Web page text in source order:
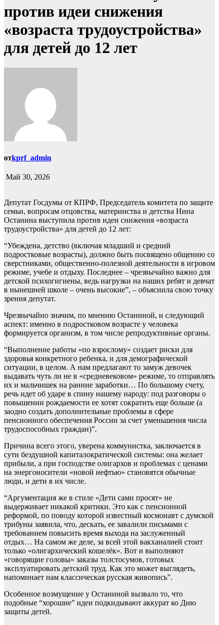
против идеи снижения
«возраста трудоустройства»
для детей до 12 лет
отkprf_admin
Май 30, 2026
Депутат Госдумы от КПРФ, Председатель комитета по защите
семьи, вопросам отцовства, материнства и детства Нина
Останина выступила против идеи снижения «возраста
трудоустройства» для детей до 12 лет:
“Убеждена, детство (включая младший и средний
подростковые возрасты), должно быть посвящено общению со
сверстниками, общественно-полезной деятельности в игровом
режиме, учебе и отдыху. Последнее – чрезвычайно важно для
детской психогигиены, ведь нагрузки на наших ребят и девчат
в нынешней школе – очень высокие”, – объяснила свою точку
зрения депутат.
Чрезвычайно значим, по мнению Останиной, и следующий
аспект: именно в подростковом возрасте у человека
формируется организм, в том числе репродуктивные органы.
“Выполнение работы «по взрослому» создает риски для
здоровья конкретного ребенка, и для демографической
ситуации, в целом. А нам предлагают то замуж девочек
выдавать чуть ли не в «средневековом» режиме, то отправлять
их и мальчишек на ранние заработки… По большому счету,
речь идет об ударе в спину нашему народу: под разговоры о
повышении рождаемости ее хотят сократить еще больше (а
заодно создать дополнительные проблемы в сфере
пенсионного обеспечения России за счет уменьшения числа
трудоспособных граждан)”.
Причина всего этого, уверена коммунистка, заключается в
сути бездушной капиталократической системы: она желает
прибыли, а при господстве олигархов и проблемах с ценами
на энергоносители «новой нефтью» становятся обычные
люди, и дети в их числе.
“Аргументация же в стиле «Дети сами просят» не
выдерживает никакой критики. Это как с пенсионной
реформой, по поводу которой известный космонавт с думской
трибуны заявила, что, дескать, ее завалили письмами с
требованием повысить время выхода на заслуженный
отдых… На самом же деле, за всей этой вакханалией стоит
только «олигархический кошелёк». Вот и выполняют
«говорящие головы» заказы толстосумов, готовых
эксплуатировать детский труд. Как это может выглядеть,
напоминает нам классическая русская живопись”.
Особенное возмущение у Останиной вызвало то, что
подобные “хорошие” идеи подкидывают аккурат ко Дню
защиты детей.